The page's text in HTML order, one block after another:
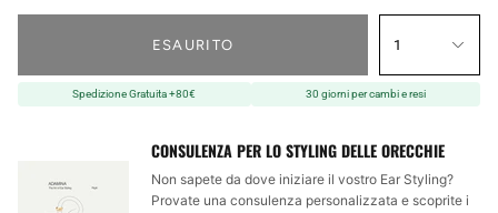
1
ESAURITO
Spedizione Gratuita +80€ 30 giorni per cambi e resi
CONSULENZA PER LO STYLING DELLE ORECCHIE
Non sapete da dove iniziare il vostro Ear Styling?
Provate una consulenza personalizzata e scoprite i